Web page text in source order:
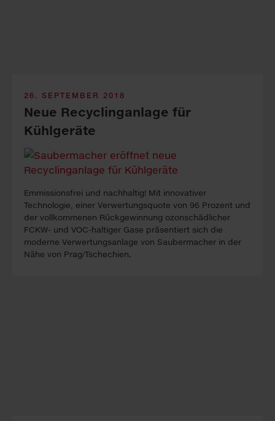
26. SEPTEMBER 2018
Neue Recyclinganlage für
Kühlgeräte
Emmissionsfrei und nachhaltig! Mit innovativer
Technologie, einer Verwertungsquote von 96 Prozent und
der vollkommenen Rückgewinnung ozonschädlicher
FCKW- und VOC-haltiger Gase präsentiert sich die
moderne Verwertungsanlage von Saubermacher in der
Nähe von Prag/Tschechien.